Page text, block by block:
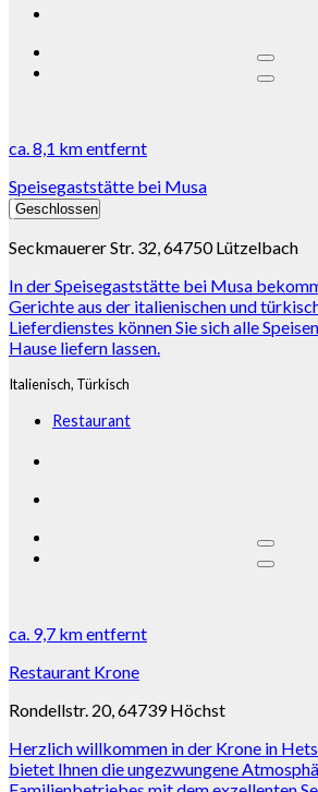
ca.8,1 kmentfernt
Speisegaststätte bei Musa
Geschlossen
Seckmauerer Str. 32, 64750 Lützelbach
In der Speisegaststätte bei Musa
Gerichte aus der italienischen und
Lieferdienstes können Sie sich alle
Hause liefern lassen.
Italienisch, Türkisch
Restaurant
ca. 9,7 kmentfernt
Restaurant Krone
Rondellstr. 20, 64739 Höchst
Herzlich willkommen in der Krone in
bietet Ihnen die ungezwungene